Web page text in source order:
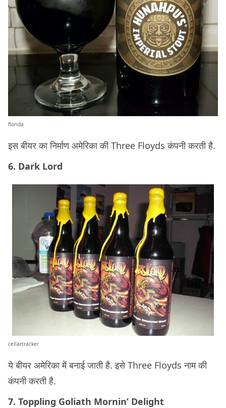
florida
इस बीयर का निर्माण अमेरिका की Three Floyds कंपनी करती है.
6. Dark Lord
cellartracker
ये बीयर अमेरिका में बनाई जाती है. इसे Three Floyds नाम की
कंपनी करती है.
7. Toppling Goliath Mornin’ Delight